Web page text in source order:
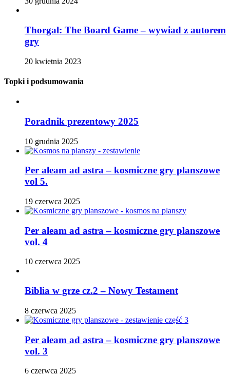
Thorgal: The Board Game – wywiad z autorem
gry
20 kwietnia 2023
Topki i podsumowania
Poradnik prezentowy 2025
10 grudnia 2025
Per aleam ad astra – kosmiczne gry planszowe
vol 5.
19 czerwca 2025
Per aleam ad astra – kosmiczne gry planszowe
vol. 4
10 czerwca 2025
Biblia w grze cz.2 – Nowy Testament
8 czerwca 2025
Per aleam ad astra – kosmiczne gry planszowe
vol. 3
6 czerwca 2025